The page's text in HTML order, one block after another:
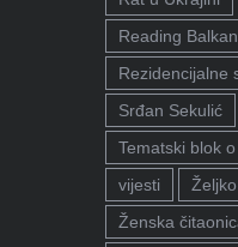
Reading
Rezidencijalne
Srđan Sekulić
Tematski blok
vijesti
Ženska